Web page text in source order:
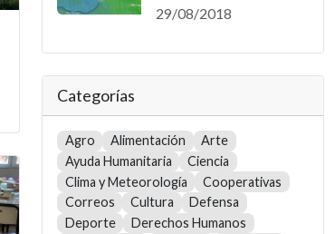
29/08/2018
Categorías
Agro Alimentación
Arte
Ayuda Humanitaria
Ciencia
Clima y Meteorología
Cooperativas
Correos
Cultura
Defensa
Deporte
Derechos Humanos